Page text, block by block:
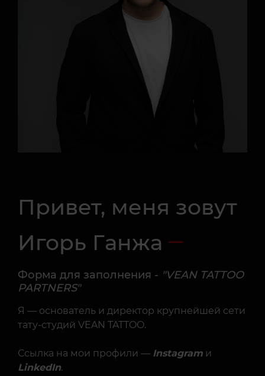
Игорь Ганжа
Форма для заполнения -
PARTNERS"
Я — основатель и директор крупнейшей сети
тату-студий VEAN TATTOO.
Ссылка на мои профили —
LinkedIn